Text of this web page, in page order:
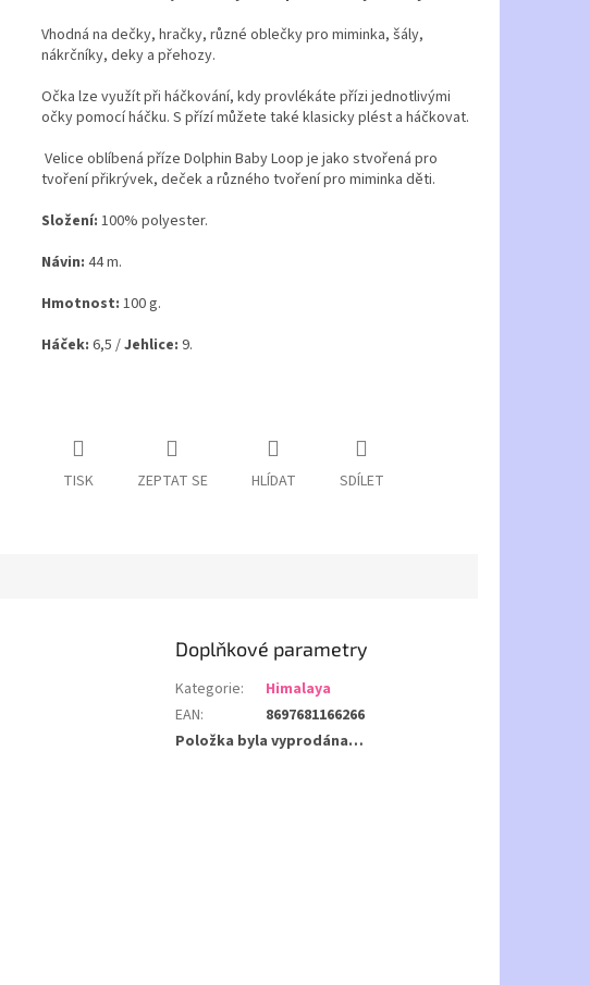
Vhodná na dečky, hračky, různé oblečky pro miminka, šály,
nákrčníky, deky a přehozy.
Očka lze využít při háčkování, kdy provlékáte přízi jednotlivými
očky pomocí háčku. S přízí můžete také klasicky plést a háčkovat.
Velice oblíbená příze Dolphin Baby Loop je jako stvořená pro
tvoření přikrývek, deček a různého tvoření pro miminka děti.
Složení: 100% polyester.
Návin: 44 m.
Hmotnost: 100 g.
Háček: 6,5 /Jehlice: 9.
TISK ZEPTAT SE HLÍDAT SDÍLET
Doplňkové parametry
Kategorie:
Himalaya
EAN:
8697681166266
Položka byla vyprodána…